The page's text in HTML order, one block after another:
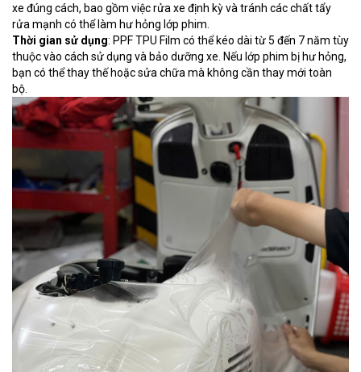
xe đúng cách, bao gồm việc rửa xe định kỳ và tránh các chất tẩy
rửa mạnh có thể làm hư hỏng lớp phim.
Thời gian sử dụng: PPF TPU Film có thể kéo dài từ 5 đến 7 năm tùy
thuộc vào cách sử dụng và bảo dưỡng xe. Nếu lớp phim bị hư hỏng,
bạn có thể thay thế hoặc sửa chữa mà không cần thay mới toàn
bộ.